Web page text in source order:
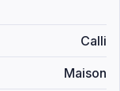
Calli
Maison